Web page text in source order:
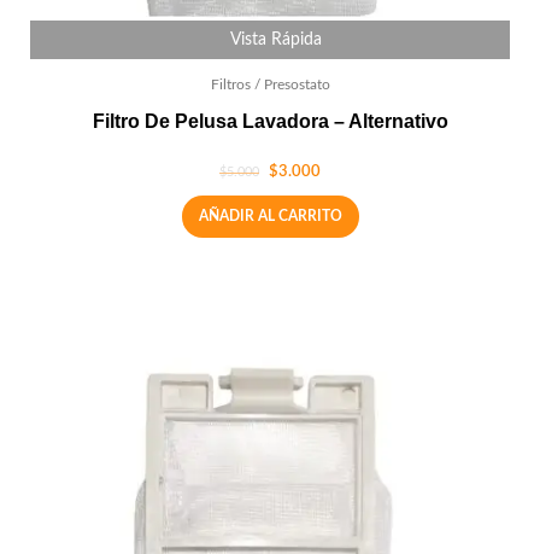
Vista Rápida
Filtros / Presostato
Filtro De Pelusa Lavadora – Alternativo
$5.000 $3.000
AÑADIR AL CARRITO